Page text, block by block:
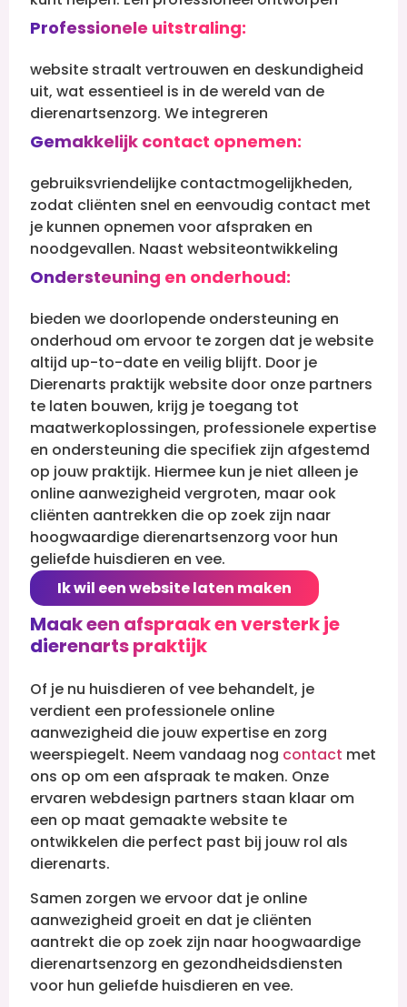
Professionele uitstraling:
website straalt vertrouwen en deskundigheid
uit, wat essentieel is in de wereld van de
dierenartsenzorg.
Gemakkelijk contact opnemen:
We integreren
gebruiksvriendelijke contactmogelijkheden,
zodat cliënten snel en eenvoudig contact met
je kunnen opnemen voor afspraken en
noodgevallen.
Ondersteuning en onderhoud:
Naast websiteontwikkeling
bieden we doorlopende ondersteuning en
onderhoud om ervoor te zorgen dat je website
altijd up-to-date en veilig blijft. Door je
Dierenarts praktijk website door onze partners
te laten bouwen, krijg je toegang tot
maatwerkoplossingen, professionele expertise
en ondersteuning die specifiek zijn afgestemd
op jouw praktijk. Hiermee kun je niet alleen je
online aanwezigheid vergroten, maar ook
cliënten aantrekken die op zoek zijn naar
hoogwaardige dierenartsenzorg voor hun
geliefde huisdieren en vee.
Ik wil een website laten maken
Maak een afspraak en versterk je
dierenarts praktijk
Of je nu huisdieren of vee behandelt, je
verdient een professionele online
aanwezigheid die jouw expertise en zorg
weerspiegelt. Neem vandaag nog contact met
ons op om een afspraak te maken. Onze
ervaren webdesign partners staan klaar om
een op maat gemaakte website te
ontwikkelen die perfect past bij jouw rol als
dierenarts.
Samen zorgen we ervoor dat je online
aanwezigheid groeit en dat je cliënten
aantrekt die op zoek zijn naar hoogwaardige
dierenartsenzorg en gezondheidsdiensten
voor hun geliefde huisdieren en vee.